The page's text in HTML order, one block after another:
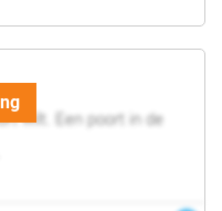
wilt. Een poort in de